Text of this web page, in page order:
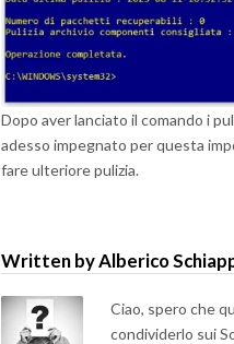
Dopo aver lanciato il comando i
adesso impegnato per questa
fare ulteriore pulizia.
Written by Alberico
Ciao, spero che
condividerlo sui